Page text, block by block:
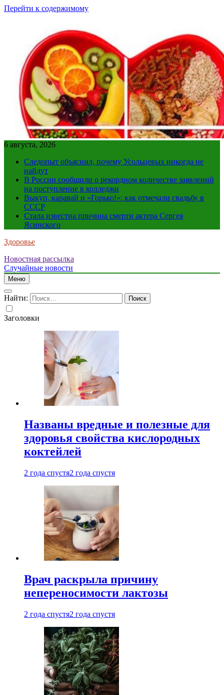
Перейти к содержимому
6 августа, 2026
Следопыт объяснил, почему Усольцевых никогда не
найдут
В России сообщили о рекордном количестве заявлений
на поступление в колледжи
Выкуп, каравай и «Горько!»: как отмечали свадьбу в
СССР
Стала известна причина смерти актера Сергея
Ясинского
Здоровье
Новостная рассылка
Случайные новости
Меню
Найти:
Заголовки
Названы вредные и полезные для
здоровья свойства кислородных
коктейлей
2 года спустя2 года спустя
Врач раскрыла причину
непереносимости лактозы
2 года спустя2 года спустя